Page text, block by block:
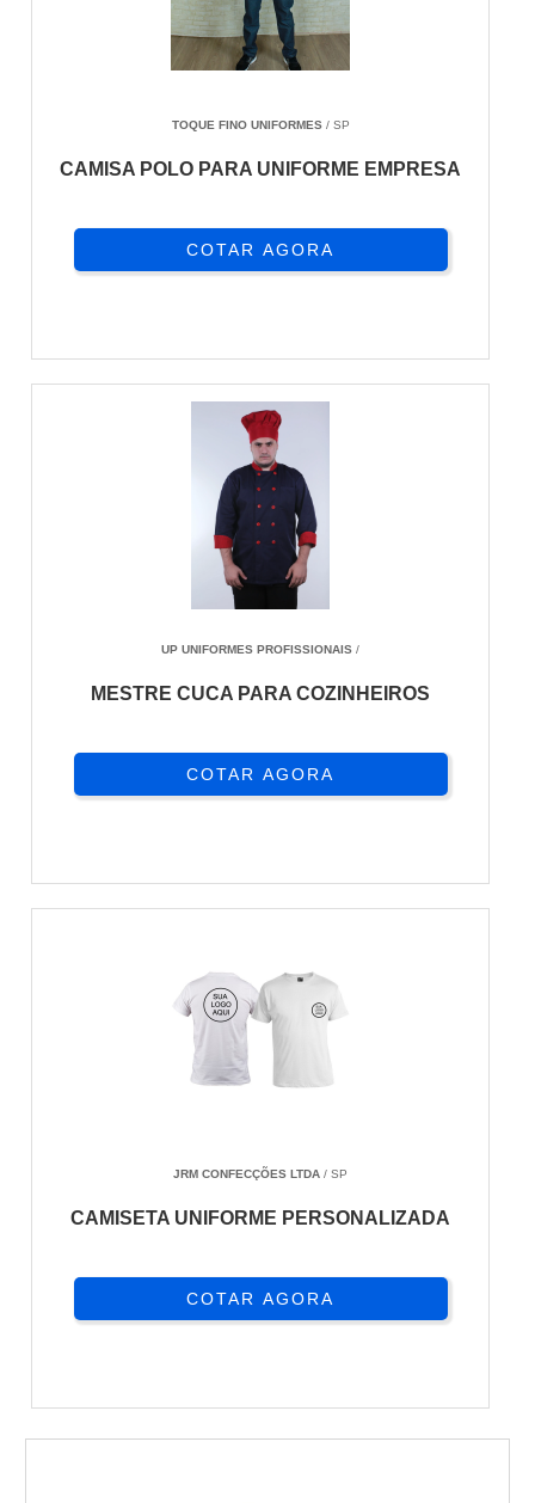
TOQUE FINO UNIFORMES/ SP
CAMISA POLO PARA UNIFORME EMPRESA
COTAR AGORA
UP UNIFORMES PROFISSIONAIS /
MESTRE CUCA PARA COZINHEIROS
COTAR AGORA
JRM CONFECÇÕES LTDA / SP
CAMISETA UNIFORME PERSONALIZADA
COTAR AGORA